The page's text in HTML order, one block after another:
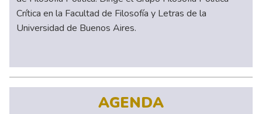
Crítica en la Facultad de Filosofía y Letras de la
Universidad de Buenos Aires.
AGENDA